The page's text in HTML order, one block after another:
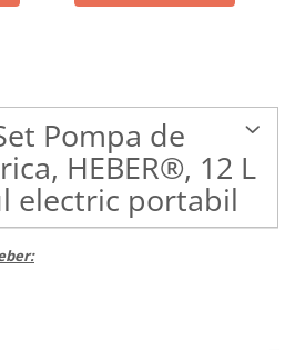
Pompa de
HEBER®, 12 L
electric portabil